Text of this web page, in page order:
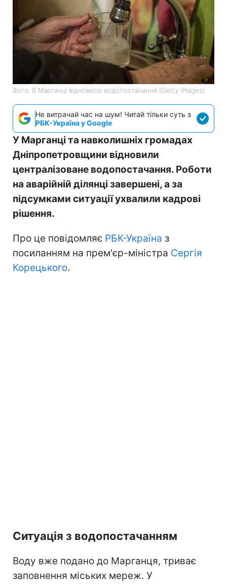
Фото: В Марганці відновили водопостачання (Getty Images)
Не витрачай час на шум! Читай тільки суть з
РБК-Україна у Google
У Марганці та навколишніх громадах
Дніпропетровщини відновили
централізоване водопостачання. Роботи
на аварійній ділянці завершені, а за
підсумками ситуації ухвалили кадрові
рішення.
Про це повідомляє РБК-Україна з
посиланням на прем'єр-міністра Сергія
Корецького.
Ситуація з водопостачанням
Воду вже подано до Марганця, триває
заповнення міських мереж. У